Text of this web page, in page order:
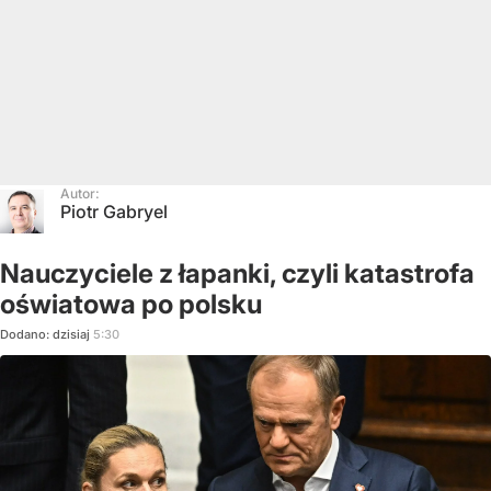
Autor:
Piotr Gabryel
Nauczyciele z łapanki, czyli katastrofa
oświatowa po polsku
Dodano: dzisiaj 5:30